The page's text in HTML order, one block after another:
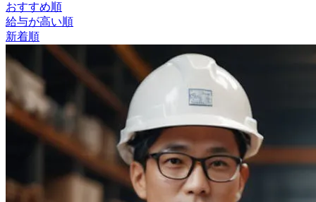
おすすめ順
給与が高い順
新着順